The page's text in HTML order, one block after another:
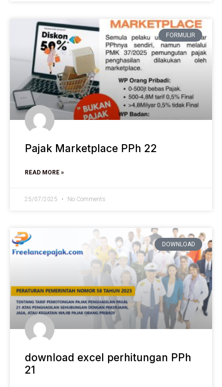
FORMULIR
Pajak Marketplace PPh 22
READ MORE »
25/07/2025 No Comments
DOWNLOAD
download excel perhitungan PPh
21